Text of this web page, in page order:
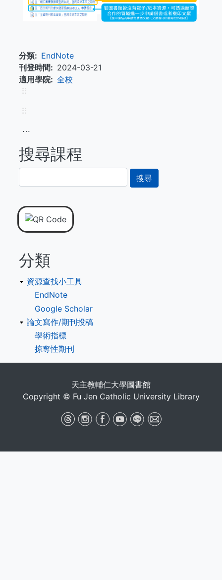
分類
EndNote
刊登時間
2024-03-21
適用學院
全校
⠿
⠿
⋯
搜尋課程
尋
分類
資源查找小工具
EndNote
Google Scholar
論文寫作/期刊投稿
學術指標
掠奪性期刊
天主教輔仁大學圖書館
Copyright © Fu Jen Catholic University Library